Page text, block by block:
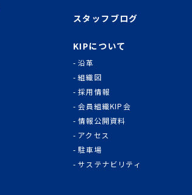
スタッフブログ
KIPについて
沿革
組織図
採用情報
会員組織KIP会
情報公開資料
アクセス
駐車場
サステナビリティ